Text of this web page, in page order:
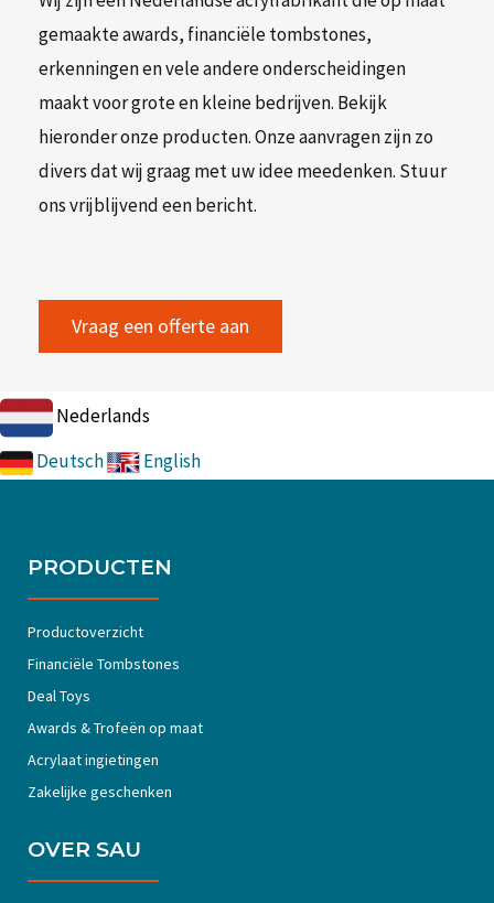
gemaakte awards, financiële tombstones,
erkenningen en vele andere onderscheidingen
maakt voor grote en kleine bedrijven. Bekijk
hieronder onze producten. Onze aanvragen zijn zo
divers dat wij graag met uw idee meedenken. Stuur
ons vrijblijvend een bericht.
Vraag een offerte aan
Nederlands
Deutsch
English
PRODUCTEN
Productoverzicht
Financiële Tombstones
Deal Toys
Awards & Trofeën op maat
Acrylaat ingietingen
Zakelijke geschenken
OVER SAU